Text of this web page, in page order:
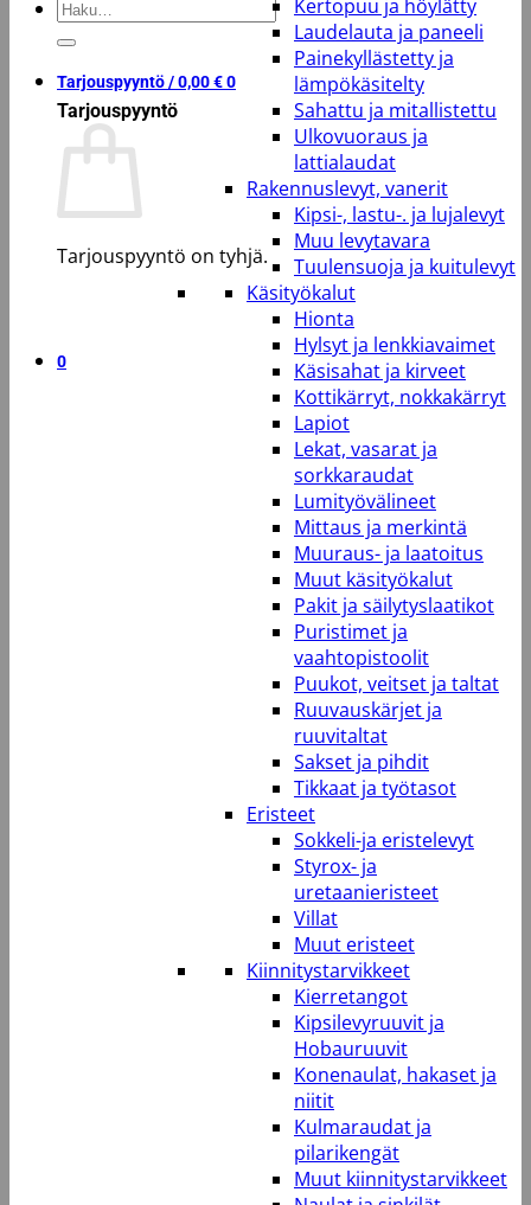
Etsi:
Tarjouspyyntö /0,00€0
Tarjouspyyntö
Tarjouspyyntö on tyhjä.
0
Kertopuu ja höylätty
Laudelauta ja paneeli
Painekyllästetty ja
lämpökäsitelty
Sahattu ja mitallistettu
Ulkovuoraus ja
lattialaudat
Rakennuslevyt, vanerit
Kipsi-, lastu-. ja lujalevyt
Muu levytavara
Tuulensuoja ja kuitulevyt
Käsityökalut
Hionta
Hylsyt ja lenkkiavaimet
Käsisahat ja kirveet
Kottikärryt, nokkakärryt
Lapiot
Lekat, vasarat ja
sorkkaraudat
Lumityövälineet
Mittaus ja merkintä
Muuraus- ja laatoitus
Muut käsityökalut
Pakit ja säilytyslaatikot
Puristimet ja
vaahtopistoolit
Puukot, veitset ja taltat
Ruuvauskärjet ja
ruuvitaltat
Sakset ja pihdit
Tikkaat ja työtasot
Eristeet
Sokkeli-ja eristelevyt
Styrox- ja
uretaanieristeet
Villat
Muut eristeet
Kiinnitystarvikkeet
Kierretangot
Kipsilevyruuvit ja
Hobauruuvit
Konenaulat, hakaset ja
niitit
Kulmaraudat ja
pilarikengät
Muut kiinnitystarvikkeet